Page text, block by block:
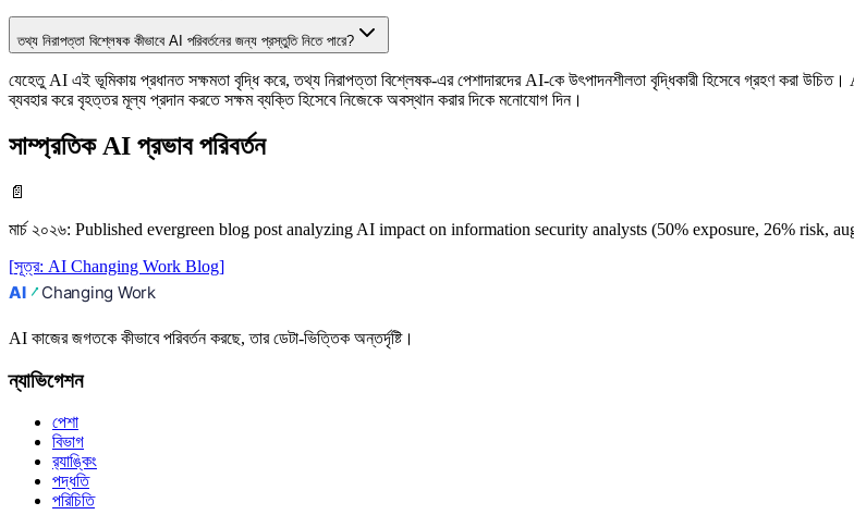
তথ্য নিরাপত্তা বিশ্লেষক কীভাবে AI পরিবর্তনের জন্য প্রস্তুতি নিতে পারে?
যেহেতু AI এই ভূমিকায় প্রধানত সক্ষমতা বৃদ্ধি করে, তথ্য নিরাপত্তা বিশ্লেষক-এর পেশাদারদের AI-কে উৎপাদনশীলতা বৃদ্ধিকারী হিসেবে গ্রহণ করা উচিত।
ব্যবহার করে বৃহত্তর মূল্য প্রদান করতে সক্ষম ব্যক্তি হিসেবে নিজেকে অবস্থান করার দিকে মনোযোগ দিন।
সাম্প্রতিক AI প্রভাব পরিবর্তন
📄
মার্চ ২০২৬: Published evergreen blog post analyzing AI impact on information security analysts (50% exposure, 26% risk,
[সূত্র: AI Changing Work Blog]
AI কাজের জগতকে কীভাবে পরিবর্তন করছে, তার ডেটা-ভিত্তিক অন্তর্দৃষ্টি।
ন্যাভিগেশন
পেশা
বিভাগ
র‍্যাঙ্কিং
পদ্ধতি
পরিচিতি